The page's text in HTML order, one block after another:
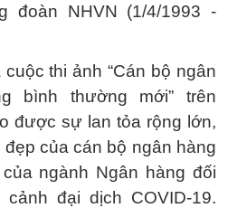
đoàn NHVN (1/4/1993 -
thi ảnh “Cán bộ ngân
bình thường mới” trên
được sự lan tỏa rộng lớn,
của cán bộ ngân hàng
ngành Ngân hàng đối
đại dịch COVID-19.